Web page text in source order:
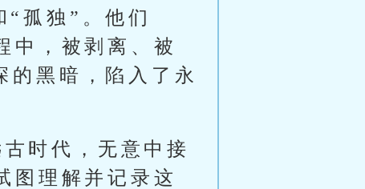
孤独”。他们
，被剥离、被
的黑暗，陷入了永
时代，无意中接
图理解并记录这